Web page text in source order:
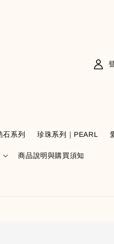
石系列 珍珠系列｜PEARL
商品說明與購買須知